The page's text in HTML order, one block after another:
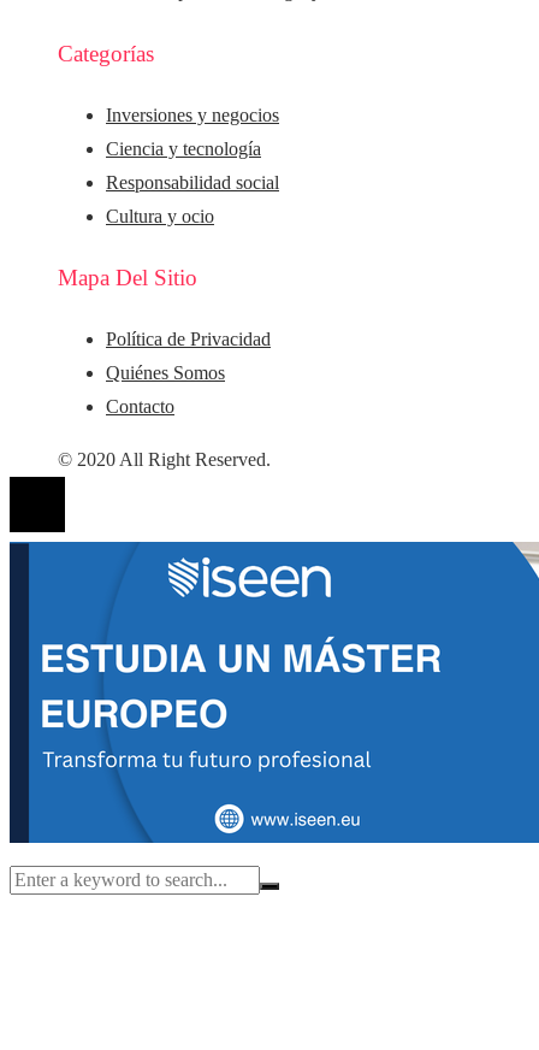
Categorías
Inversiones y negocios
Ciencia y tecnología
Responsabilidad social
Cultura y ocio
Mapa Del Sitio
Política de Privacidad
Quiénes Somos
Contacto
© 2020 All Right Reserved.